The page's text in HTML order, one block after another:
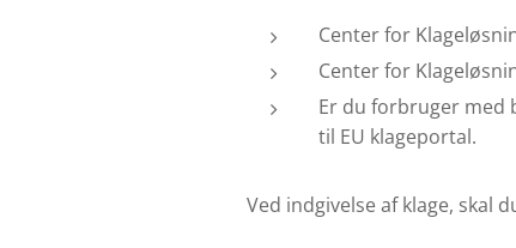
Center for
Center for
Er du forbruger med
til EU klageportal.
Ved indgivelse af klage, skal